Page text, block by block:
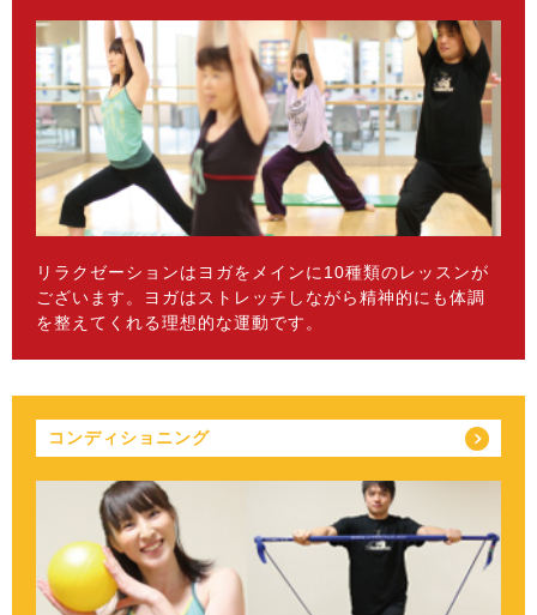
リラクゼーションはヨガをメインに10種類のレッスンが
ございます。ヨガはストレッチしながら精神的にも体調
を整えてくれる理想的な運動です。
コンディショニング